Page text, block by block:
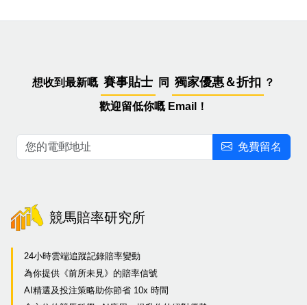
想收到最新嘅 賽事貼士 同 獨家優惠＆折扣 ？
歡迎留低你嘅 Email！
免費留名
競馬賠率研究所
24小時雲端追蹤記錄賠率變動
為你提供《前所未見》的賠率信號
AI精選及投注策略助你節省 10x 時間